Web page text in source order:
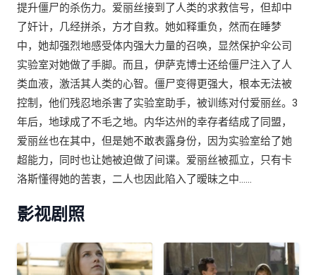
提升僵尸的杀伤力。爱丽丝接到了人类的求救信号，但却中
了奸计，几经拼杀，方才自救。她如释重负，然而在睡梦
中，她却强烈地感受体内强大力量的召唤，显然保护伞公司
实验室对她做了手脚。而且，伊萨克博士还给僵尸注入了人
类血液，激活其人类的心智。僵尸变得更强大，根本无法被
控制，他们残忍地杀害了实验室助手，被训练对付爱丽丝。3
年后，地球成了不毛之地。内华达州的幸存者结成了同盟，
爱丽丝也在其中，但是她不敢表露身份，因为实验室给了她
超能力，同时也让她被迫做了间谍。爱丽丝被孤立，只有卡
洛斯懂得她的苦衷，二人也因此陷入了暧昧之中……
影视剧照